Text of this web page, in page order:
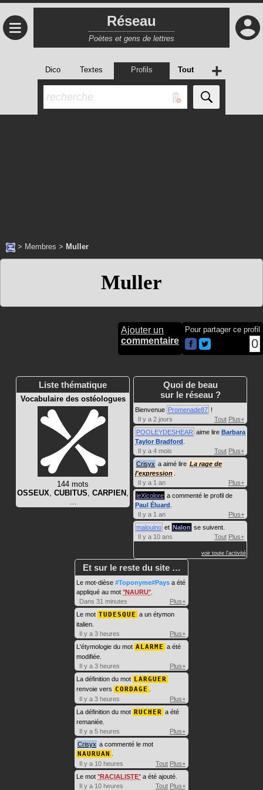
≡ Réseau
Poètes et gens de lettres
Dico Textes Profils Tout +
> Membres > Muller
Muller
Ajouter un
commentaire
Pour partager ce profil
0
Liste thématique
Vocabulaire des ostéologues
144 mots
OSSEUX, CUBITUS, CARPIEN ,
…
Quoi de beau
sur le réseau ?
Bienvenue Promenade87 !
Il y a 2 jours
Tout Plus+
POOLEYDESHEAR aime lire Barbara
Taylor Bradford
Il y a 4 mois
Tout Plus+
Crisyx a aimé lire La rage de
l'expression
Il y a 1 an
Plus+
leXicolore a commenté le profil de
Paul Éluard
Il y a 1 an
Plus+
malouino et Nalon se suivent.
Il y a 10 ans
Tout Plus+
voir toute l'activité
Et sur le reste du site …
Le mot-dièse #Toponyme#Pays a été
appliqué au mot NAURU
Dans 31 minutes
Plus+
Le mot TUDESQUE a un étymon
italien.
Il y a 3 heures
Plus+
L'étymologie du mot ALARME a été
modifiée.
Il y a 3 heures
Plus+
La définition du mot LARGUER
renvoie vers CORDAGE
Il y a 3 heures
Plus+
La définition du mot RUCHER a été
remaniée.
Il y a 5 heures
Plus+
Crisyx a commenté le mot
NAURUAN
Il y a 10 heures
Tout Plus+
Le mot RACIALISTE a été ajouté.
Il y a 10 heures
Tout Plus+